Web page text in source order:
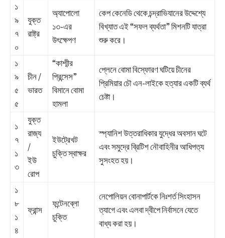
১
৯
৭
০
যুক্ত
রাষ্ট্র
অ্যাপোলো
১৩-এর
উৎক্ষেপণ
কেপ কেনেডি থেকে চন্দ্রাভিযানের উদ্দেশ্যে
বিখ্যাত এই “সফল ব্যর্থতা” মিশনটি যাত্রা
শুরু করে।
১
৯
৫
৫
চীন /
ভারত
“কাশ্মীর
প্রিন্সেস”
বিমানে বোমা
হামলা
প্লেনে বোমা বিস্ফোরণ ঘটিয়ে চীনের
প্রিমিয়ার চৌ এন-লাইকে হত্যার একটি ব্যর্থ
চেষ্টা।
১
৭
১
৩
যুক্ত
রাজ্য
/
ইউ
রোপ
ইউট্রেখট
চুক্তি স্বাক্ষর
স্প্যানিশ উত্তরাধিকার যুদ্ধের অবসান ঘটে
এবং সমুদ্রে ব্রিটিশ নৌবাহিনীর আধিপত্য
সুসংহত হয়।
১
৮
১
৪
ফ্রান্স
ফন্টেনব্লো
চুক্তি
নেপোলিয়ন বোনাপার্টকে নিঃশর্ত সিংহাসন
ত্যাগে এবং এলবা দ্বীপে নির্বাসনে যেতে
বাধ্য করা হয়।